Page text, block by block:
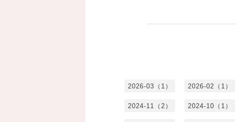
2026-03（1） 2026-02（1）
2024-11（2） 2024-10（1）